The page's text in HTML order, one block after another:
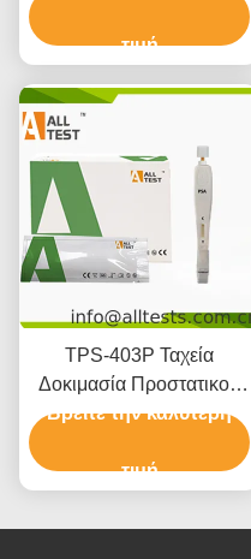
τιμή
TPS-403P Ταχεία
Δοκιμασία Προστατικού
Ειδικού Αντιγόνου PSA
Για Επαγγελματική Χρήση
Βρείτε την καλύτερη
τιμή